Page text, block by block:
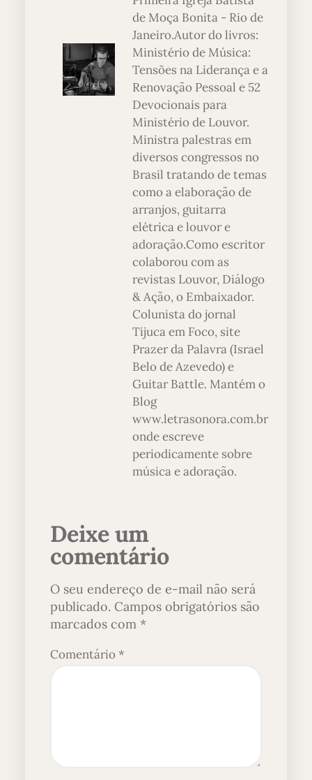
de Moça Bonita - Rio de
Janeiro.Autor do livros:
Ministério de Música:
Tensões na Liderança e a
Renovação Pessoal e 52
Devocionais para
Ministério de Louvor.
Ministra palestras em
diversos congressos no
Brasil tratando de temas
como a elaboração de
arranjos, guitarra
elétrica e louvor e
adoração.Como escritor
colaborou com as
revistas Louvor, Diálogo
& Ação, o Embaixador.
Colunista do jornal
Tijuca em Foco, site
Prazer da Palavra (Israel
Belo de Azevedo) e
Guitar Battle. Mantém o
Blog
www.letrasonora.com.br
onde escreve
periodicamente sobre
música e adoração.
Deixe um
comentário
O seu endereço de e-mail não será
publicado. Campos obrigatórios são
marcados com *
Comentário*